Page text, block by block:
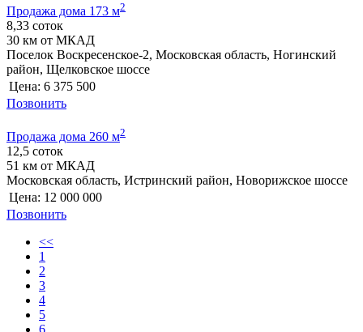
Продажа дома 173 м2
8,33 соток
30 км от МКАД
Поселок Воскресенское-2, Московская область, Ногинский
район, Щелковское шоссе
Цена: 6 375 500
Позвонить
Продажа дома 260 м2
12,5 соток
51 км от МКАД
Московская область, Истринский район, Новорижское шоссе
Цена: 12 000 000
Позвонить
<<
1
2
3
4
5
6